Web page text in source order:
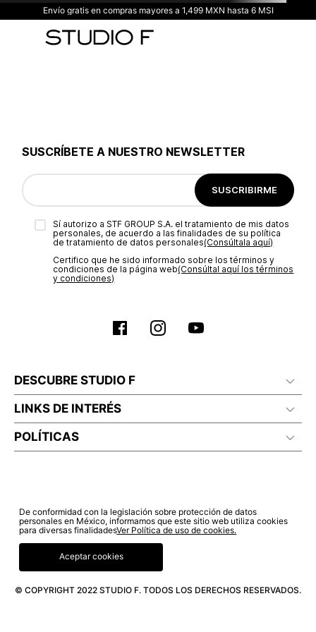
Envío gratis en compras mayores a 1,499 MXN hasta 6 MSI
SUSCRÍBETE A NUESTRO NEWSLETTER
SUSCRIBIRME
Sí autorizo a STF GROUP S.A. el tratamiento de mis datos
personales, de acuerdo a las finalidades de su política
de tratamiento de datos personales‎(Consúltala aquí)
Certifico que he sido informado sobre los términos y
condiciones de la página web‎(Consúltal aquí los términos
y condiciones)
DESCUBRE STUDIO F
LINKS DE INTERÉS
POLÍTICAS
© COPYRIGHT 2022 STUDIO F. TODOS LOS DERECHOS RESERVADOS.
De conformidad con la legislación sobre protección de datos
personales en México, informamos que este sitio web utiliza cookies
para diversas finalidadesVer Política de uso de cookies.
Aceptar cookies